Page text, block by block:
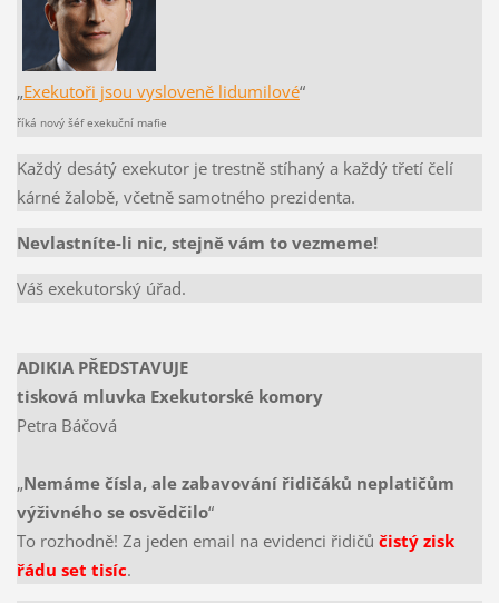
„Exekutoři jsou vysloveně lidumilové“
říká nový šéf exekuční mafie
Každý desátý exekutor je trestně stíhaný a každý třetí čelí
kárné žalobě, včetně samotného prezidenta.
Nevlastníte-li nic, stejně vám to vezmeme!
Váš exekutorský úřad.
ADIKIA PŘEDSTAVUJE
tisková mluvka Exekutorské komory
Petra Báčová
„Nemáme čísla, ale zabavování řidičáků neplatičům
výživného se osvědčilo“
To rozhodně! Za jeden email na evidenci řidičů čistý zisk
řádu set tisíc.